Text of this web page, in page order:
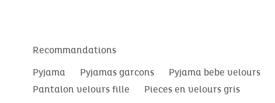
Recommandations
Pyjama
Pyjamas garcons Pyjama bebe velours
Pantalon velours fille
Pieces en velours gris